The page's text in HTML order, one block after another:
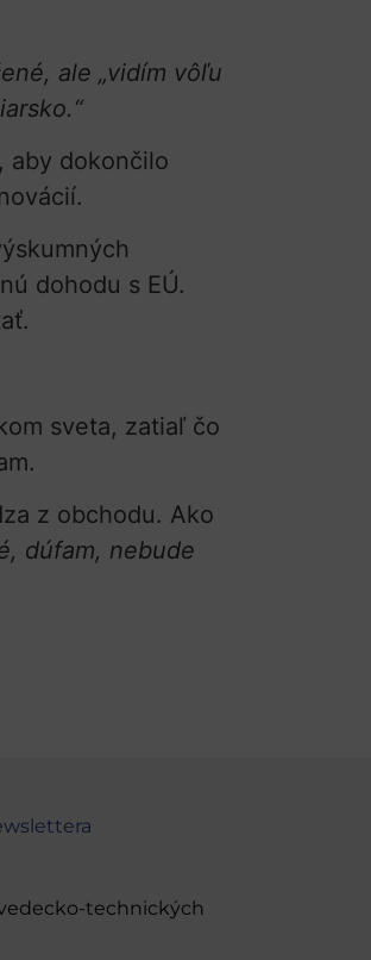
ale „vidím vôľu
aby dokončilo
dohodu s EÚ.
sveta, zatiaľ čo
z obchodu. Ako
dúfam, nebude
technických